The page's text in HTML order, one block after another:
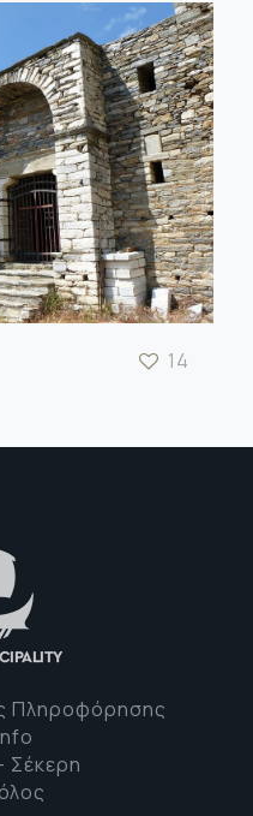
14
Πληροφόρησης